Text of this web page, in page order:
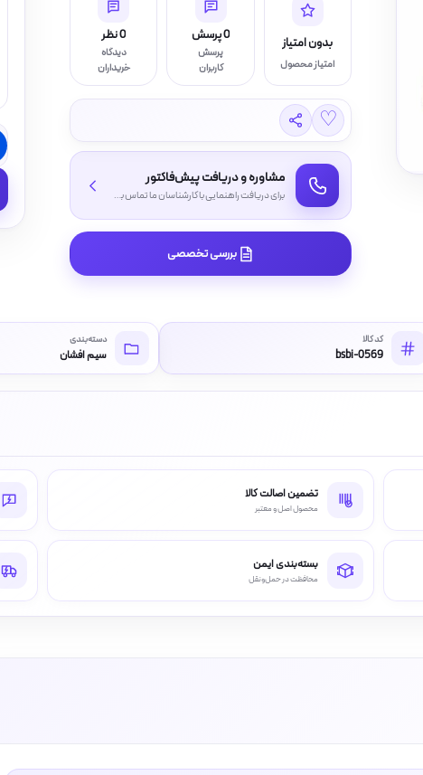
بدون امتیاز
امتیاز محصول
0 پرسش
پرسش
کاربران
0 نظر
دیدگاه
خریداران
♡
مشاوره و دریافت پیش‌فاکتور
برای دریافت راهنمایی با کارشناسان ما تماس بگیرید
بررسی تخصصی
کد کالا
bsbi-0569
دسته‌بندی
سیم افشان
تضمین اصالت کالا
محصول اصل و معتبر
بسته‌بندی ایمن
محافظت در حمل‌ونقل